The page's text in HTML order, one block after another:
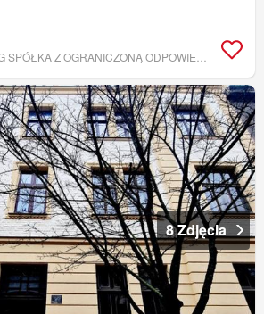
8 Zdjęcia